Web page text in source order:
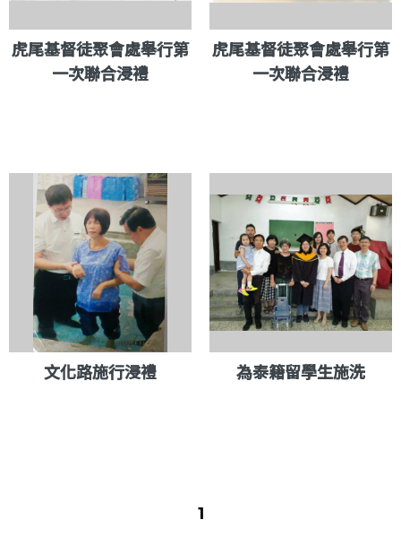
虎尾基督徒聚會處舉行第
一次聯合浸禮
虎尾基督徒聚會處舉行第
一次聯合浸禮
文化路施行浸禮 為泰籍留學生施洗
1